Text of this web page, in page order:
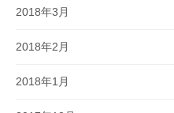
2018年3月
2018年2月
2018年1月